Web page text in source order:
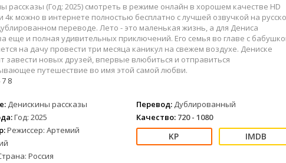
Военные
Детективы
Детские
Драмы
Комедии
Приключения
Семейные
Спорт
Триллеры
2024
2023
2022
2021
Зарубежные
Фильмы из соцетей
рассказы (Год: 2025) смотреть в режиме онлайн в хорошем качестве HD
и 4к можно в интернете полностью бесплатно с лучшей озвучкой на
переводе. Лето - это маленькая жизнь, а для Дениса
еще и полная удивительных приключений. Его семья во главе с
на дачу провести три месяца каникул на свежем воздухе. Дениске
завести новых друзей, впервые влюбиться и отправиться
путешествие во имя этой самой любви.
7 8
Денискины рассказы
Год: 2025
Режиссер: Артемий
Россия
Перевод: Дублированный
Качество: 720 - 1080